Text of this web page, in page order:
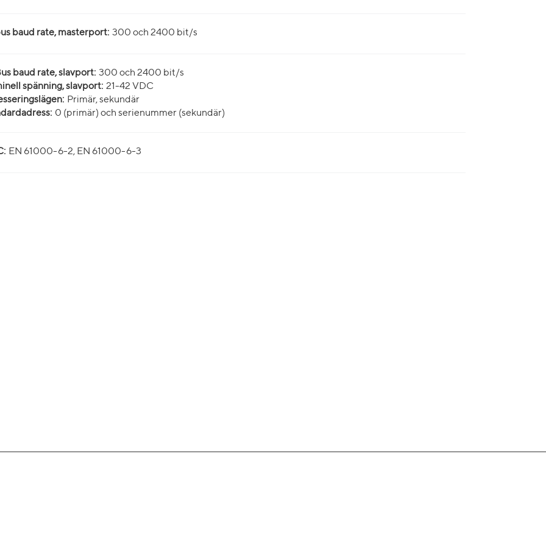
baud rate, masterport: 300 och 2400 bit/s
baud rate, slavport: 300 och 2400 bit/s
spänning, slavport: 21-42 VDC
Primär, sekundär
0 (primär) och serienummer (sekundär)
EN 61000-6-2, EN 61000-6-3